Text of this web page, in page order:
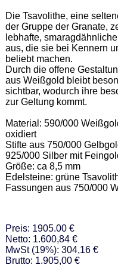
Die Tsavolithe, eine
der Gruppe der Granate,
lebhafte,
aus, die sie bei Kennern
beliebt machen.
Durch die offene
aus Weißgold bleibt
sichtbar, wodurch ihre
zur Geltung kommt.
Material: 590/000
oxidiert
Stifte aus 750/000
925/000 Silber mit
Größe: ca 8,5 mm
Edelsteine: grüne
Fassungen aus 750/000
Preis: 1905.00 €
Netto: 1.600,84 €
MwSt (19%): 304,16 €
Brutto: 1.905,00 €